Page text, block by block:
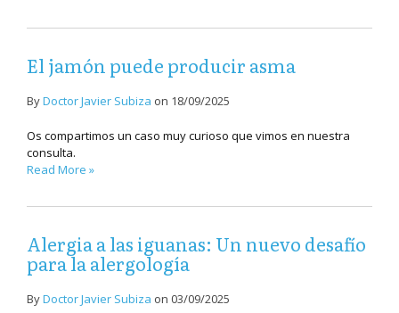
El jamón puede producir asma
ByDoctor Javier Subiza on 18/09/2025
Os compartimos un caso muy curioso que vimos en nuestra
consulta.
Read More »
Alergia a las iguanas: Un nuevo desafío
para la alergología
ByDoctor Javier Subiza on 03/09/2025